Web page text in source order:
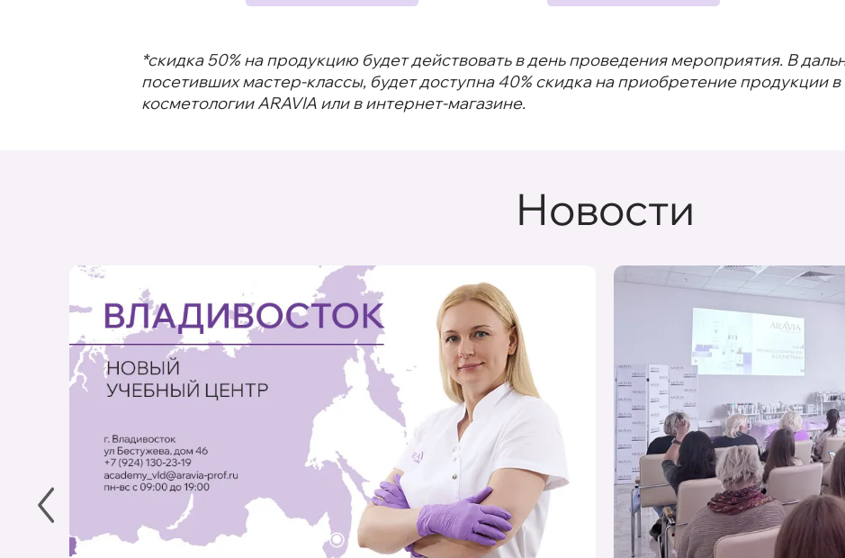
*скидка 50% на продукцию будет действовать в день проведения мероприятия. В
посетивших мастер-классы, будет доступна 40% скидка на приобретение продукции
косметологии ARAVIA или в интернет-магазине.
Новости